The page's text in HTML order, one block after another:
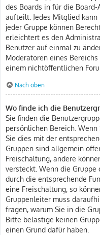
des Boards in für die
aufteilt. Jedes Mitglied kann
jeder Gruppe können
erleichtert es den
Benutzer auf einmal zu
Moderatoren eines
einem nichtöffentlichen
Nach oben
Wo finde ich die
Sie finden die
persönlichen Bereich.
Sie dies mit der
Gruppen sind allgemein
Freischaltung, andere
versteckt. Wenn die
durch die entsprechende
eine Freischaltung, so
Gruppenleiter muss
fragen, warum Sie in die
Bitte belästige keinen
einen Grund dafür haben.